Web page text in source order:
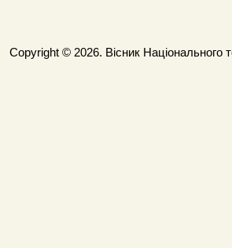
Copyright © 2026. Вісник Національного